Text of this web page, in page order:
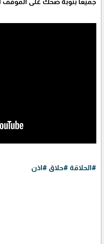
#الحلاقة#حلاق #اذن